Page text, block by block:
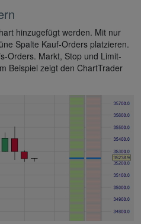
hinzugefügt werden. Mit nur
Spalte Kauf-Orders platzieren.
Orders. Markt, Stop und Limit-
Beispiel zeigt den ChartTrader